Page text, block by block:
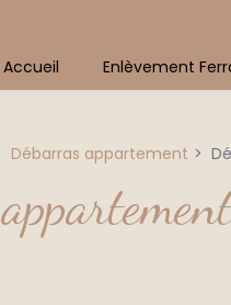
Accueil Enlèvement
Débarras appartement